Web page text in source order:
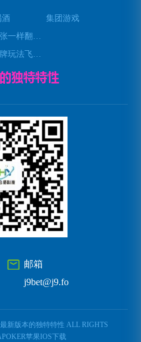
集团游戏
邮箱
j9bet@j9.fo
新版本的独特特性 ALL RIGHTS
苹果IOS下载